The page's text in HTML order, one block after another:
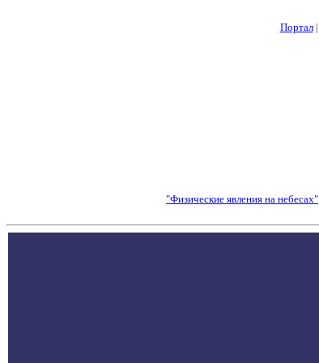
Портал|
"Физические явления на небесах"